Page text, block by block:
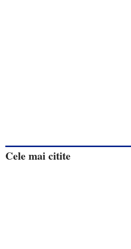
Cele mai citite